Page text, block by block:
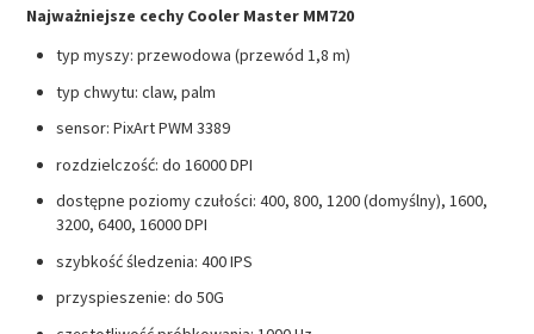
Najważniejsze cechy Cooler Master MM720
typ myszy: przewodowa (przewód 1,8 m)
typ chwytu: claw, palm
sensor: PixArt PWM 3389
rozdzielczość: do 16000 DPI
dostępne poziomy czułości: 400, 800, 1200 (domyślny), 1600,
3200, 6400, 16000 DPI
szybkość śledzenia: 400 IPS
przyspieszenie: do 50G